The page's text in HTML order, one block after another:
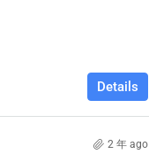
Details
2 年 ago